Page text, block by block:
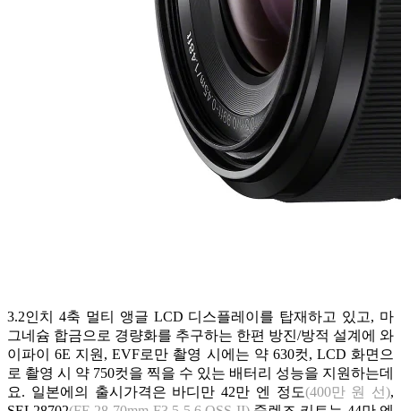
3.2인치 4축 멀티 앵글 LCD 디스플레이를 탑재하고 있고, 마
그네슘 합금으로 경량화를 추구하는 한편 방진/방적 설계에 와
이파이 6E 지원, EVF로만 촬영 시에는 약 630컷, LCD 화면으
로 촬영 시 약 750컷을 찍을 수 있는 배터리 성능을 지원하는데
요. 일본에의 출시가격은 바디만 42만 엔 정도(400만 원 선),